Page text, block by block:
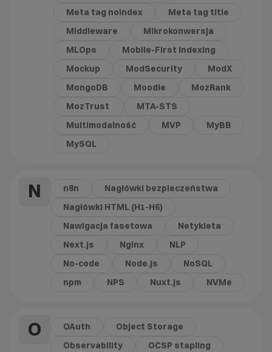
Meta tag noindex
Meta tag title
Middleware
Mikrokonwersja
MLOps
Mobile-First Indexing
Mockup
ModSecurity
ModX
MongoDB
Moodle
MozRank
MozTrust
MTA-STS
Multimodalność
MVP
MyBB
MySQL
N n8n
Nagłówki bezpieczeństwa
Nagłówki HTML (H1-H6)
Nawigacja fasetowa
Netykieta
Next.js
Nginx
NLP
No-code
Node.js
NoSQL
npm
NPS Nuxt.js NVMe
O OAuth
Object Storage
Observability
OCSP stapling